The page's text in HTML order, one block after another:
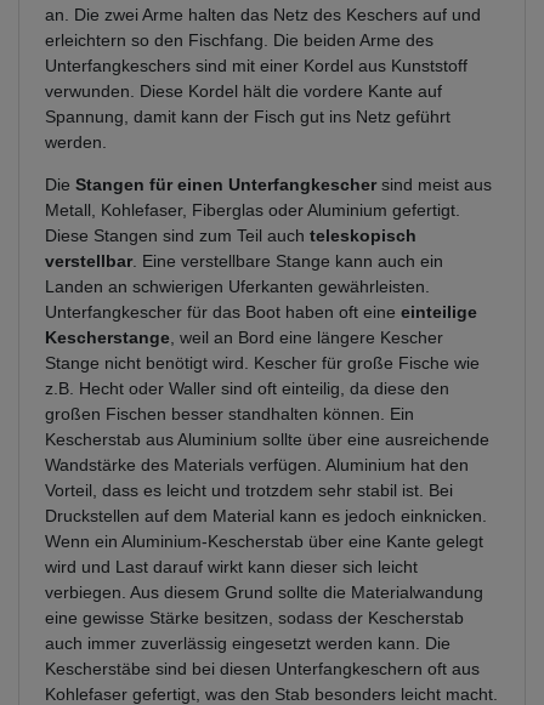
an. Die zwei Arme halten das Netz des Keschers auf und
erleichtern so den Fischfang. Die beiden Arme des
Unterfangkeschers sind mit einer Kordel aus Kunststoff
verwunden. Diese Kordel hält die vordere Kante auf
Spannung, damit kann der Fisch gut ins Netz geführt
werden.
Die Stangen für einen Unterfangkeschersind meist aus
Metall, Kohlefaser, Fiberglas oder Aluminium gefertigt.
Diese Stangen sind zum Teil auch teleskopisch
verstellbar. Eine verstellbare Stange kann auch ein
Landen an schwierigen Uferkanten gewährleisten.
Unterfangkescher für das Boot haben oft eine einteilige
Kescherstange , weil an Bord eine längere Kescher
Stange nicht benötigt wird. Kescher für große Fische wie
z.B. Hecht oder Waller sind oft einteilig, da diese den
großen Fischen besser standhalten können. Ein
Kescherstab aus Aluminium sollte über eine ausreichende
Wandstärke des Materials verfügen. Aluminium hat den
Vorteil, dass es leicht und trotzdem sehr stabil ist. Bei
Druckstellen auf dem Material kann es jedoch einknicken.
Wenn ein Aluminium-Kescherstab über eine Kante gelegt
wird und Last darauf wirkt kann dieser sich leicht
verbiegen. Aus diesem Grund sollte die Materialwandung
eine gewisse Stärke besitzen, sodass der Kescherstab
auch immer zuverlässig eingesetzt werden kann. Die
Kescherstäbe sind bei diesen Unterfangkeschern oft aus
Kohlefaser gefertigt, was den Stab besonders leicht macht.